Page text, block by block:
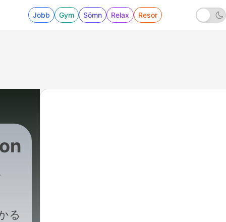
Jobb Gym Sömn Relax Resor
る